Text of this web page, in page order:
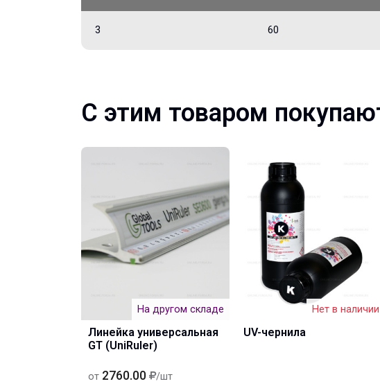
3 60
С этим товаром
На другом складе
Линейка универсальная
GT (UniRuler)
от 2760.00 /шт
Нет в наличии
UV-чернила